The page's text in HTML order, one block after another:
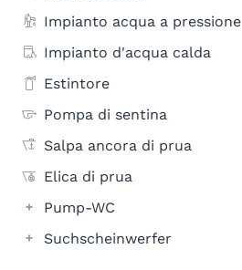
Impianto acqua a pressione
Impianto d'acqua calda
Estintore
Pompa di sentina
Salpa ancora di prua
Elica di prua
Pump-WC
Suchscheinwerfer